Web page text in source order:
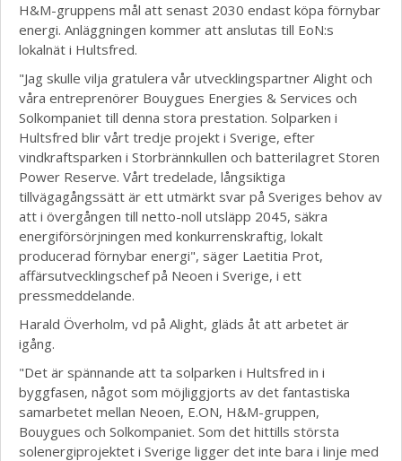
H&M-gruppens mål att senast 2030 endast köpa förnybar
energi. Anläggningen kommer att anslutas till EoN:s
lokalnät i Hultsfred.
"Jag skulle vilja gratulera vår utvecklingspartner Alight och
våra entreprenörer Bouygues Energies & Services och
Solkompaniet till denna stora prestation. Solparken i
Hultsfred blir vårt tredje projekt i Sverige, efter
vindkraftsparken i Storbrännkullen och batterilagret Storen
Power Reserve. Vårt tredelade, långsiktiga
tillvägagångssätt är ett utmärkt svar på Sveriges behov av
att i övergången till netto-noll utsläpp 2045, säkra
energiförsörjningen med konkurrenskraftig, lokalt
producerad förnybar energi", säger Laetitia Prot,
affärsutvecklingschef på Neoen i Sverige, i ett
pressmeddelande.
Harald Överholm, vd på Alight, gläds åt att arbetet är
igång.
"Det är spännande att ta solparken i Hultsfred in i
byggfasen, något som möjliggjorts av det fantastiska
samarbetet mellan Neoen, E.ON, H&M-gruppen,
Bouygues och Solkompaniet. Som det hittills största
solenergiprojektet i Sverige ligger det inte bara i linje med